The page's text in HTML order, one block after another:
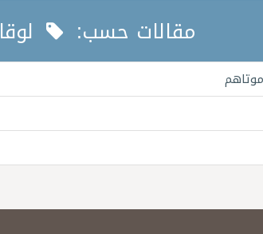
مقالات حسب: لوقا